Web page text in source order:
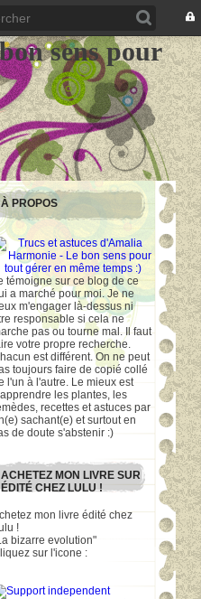
sens pour
À PROPOS
témoigne sur ce blog de ce
a marché pour moi. Je ne
m'engager là-dessus ni
responsable si cela ne
pas ou tourne mal. Il faut
votre propre recherche.
est différent. On ne peut
toujours faire de copié collé
l'un à l'autre. Le mieux est
les plantes, les
recettes et astuces par
sachant(e) et surtout en
de doute s'abstenir :)
ACHETEZ MON LIVRE SUR
ÉDITÉ CHEZ LULU !
mon livre édité chez
!
bizarre evolution"
sur l'icone :